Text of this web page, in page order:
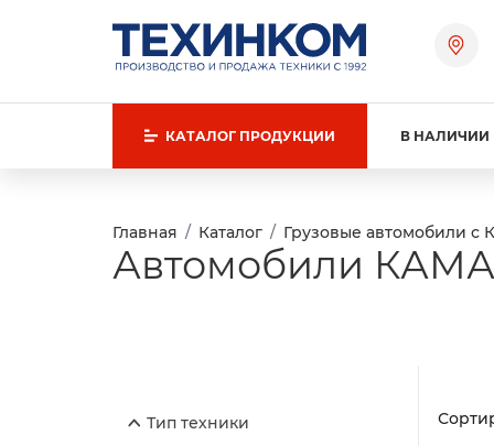
КАТАЛОГ ПРОДУКЦИИ В НАЛИЧИИ
Главная Каталог Грузовые автомобили с
Автомобили
Тип техники